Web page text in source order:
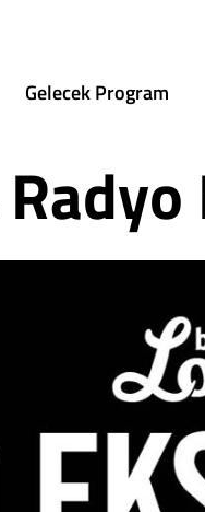
Gelecek Program